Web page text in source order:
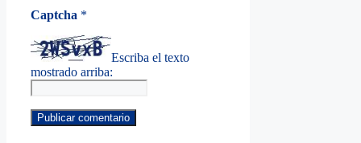
Captcha *
Escriba el texto
mostrado arriba: